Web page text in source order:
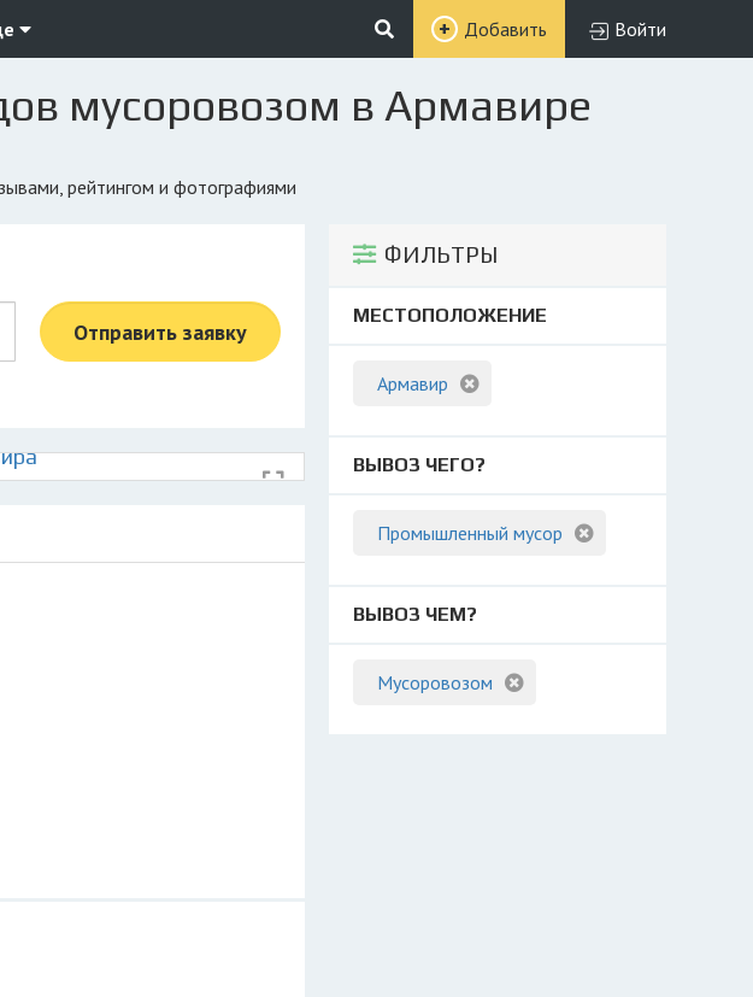
Добавить Войти
мусоровозом в Армавире
рейтингом и фотографиями
ФИЛЬТРЫ
МЕСТОПОЛОЖЕНИЕ
Армавир
ВЫВОЗ ЧЕГО?
Промышленный мусор
ВЫВОЗ ЧЕМ?
Мусоровозом
Отправить заявку